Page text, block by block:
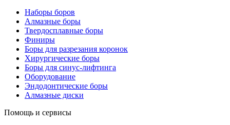
Наборы боров
Алмазные боры
Твердосплавные боры
Финиры
Боры для разрезания коронок
Хирургические боры
Боры для синус-лифтинга
Оборудование
Эндодонтические боры
Алмазные диски
Помощь и сервисы